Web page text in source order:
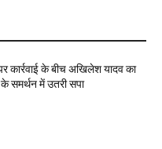
कार्रवाई के बीच अखिलेश यादव का
समर्थन में उतरी सपा